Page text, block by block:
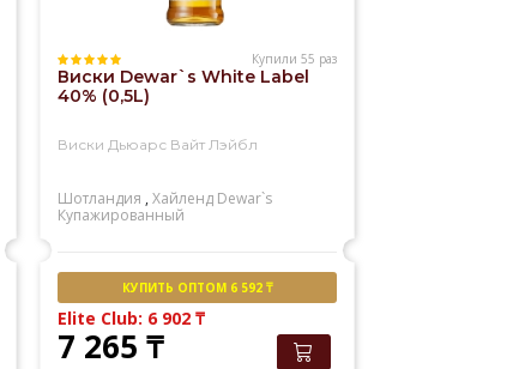
Купили 55 раз
Виски Dewar`s White Label
40% (0,5L)
Виски Дьюарс Вайт Лэйбл
Шотландия ,Хайленд Dewar`s
Купажированный
КУПИТЬ ОПТОМ 6 592 ₸
Elite Club: 6 902₸
7 265₸